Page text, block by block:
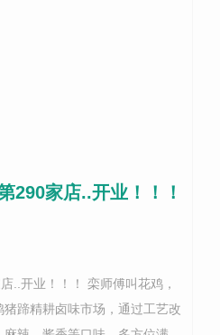
290家店..开业！！！
..开业！！！ 栾师傅叫花鸡，
蹄精耕卤味市场，通过工艺改